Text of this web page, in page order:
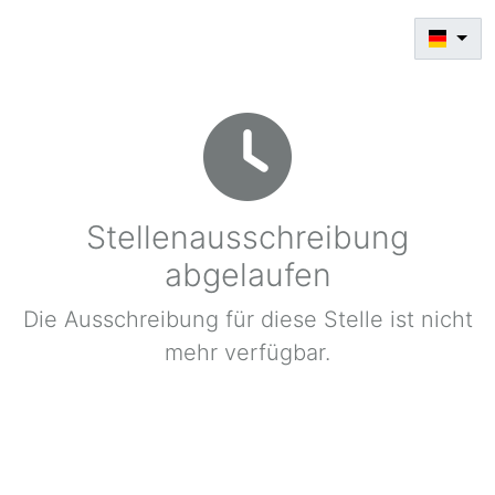
Stellenausschreibung
abgelaufen
Die Ausschreibung für diese Stelle ist nicht
mehr verfügbar.